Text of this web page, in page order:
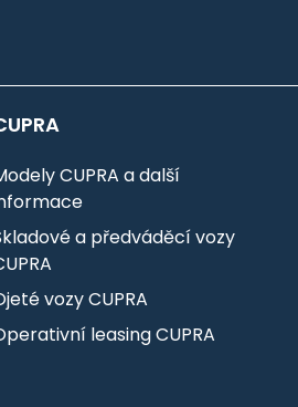
CUPRA a další
a předváděcí vozy
vozy CUPRA
leasing CUPRA